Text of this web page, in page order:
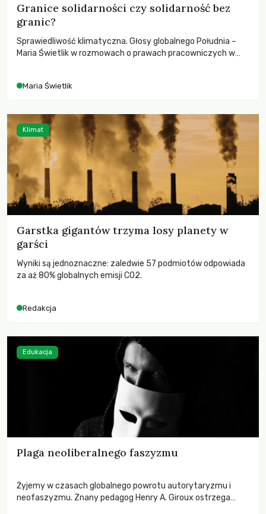
Granice solidarności czy solidarność bez
granic?
Sprawiedliwość klimatyczna. Głosy globalnego Południa –
Maria Świetlik w rozmowach o prawach pracowniczych w
Maria Świetlik
Garstka gigantów trzyma losy planety w
garści
Wyniki są jednoznaczne: zaledwie 57 podmiotów odpowiada
za aż 80% globalnych emisji CO2.
Redakcja
Klimat
Plaga neoliberalnego faszyzmu
Żyjemy w czasach globalnego powrotu autorytaryzmu i
neofaszyzmu. Znany pedagog Henry A. Giroux ostrzega
Edukacja